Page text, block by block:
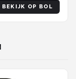
BEKIJK OP BOL